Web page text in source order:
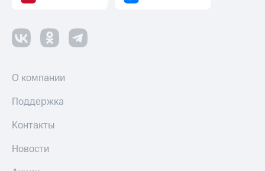
О компании
Поддержка
Контакты
Новости